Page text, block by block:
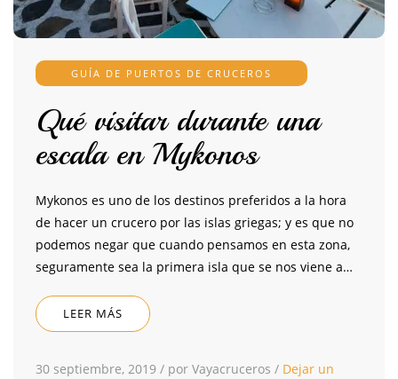
GUÍA DE PUERTOS DE CRUCEROS
Qué visitar durante una
escala en Mykonos
Mykonos es uno de los destinos preferidos a la hora
de hacer un crucero por las islas griegas; y es que no
podemos negar que cuando pensamos en esta zona,
seguramente sea la primera isla que se nos viene a…
LEER MÁS
30 septiembre, 2019 / por Vayacruceros / Dejar un